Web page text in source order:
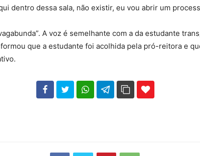
dentro dessa sala, não existir, eu vou abrir um
A voz é semelhante com a da estudante
que a estudante foi acolhida pela pró-reitora e
102 35